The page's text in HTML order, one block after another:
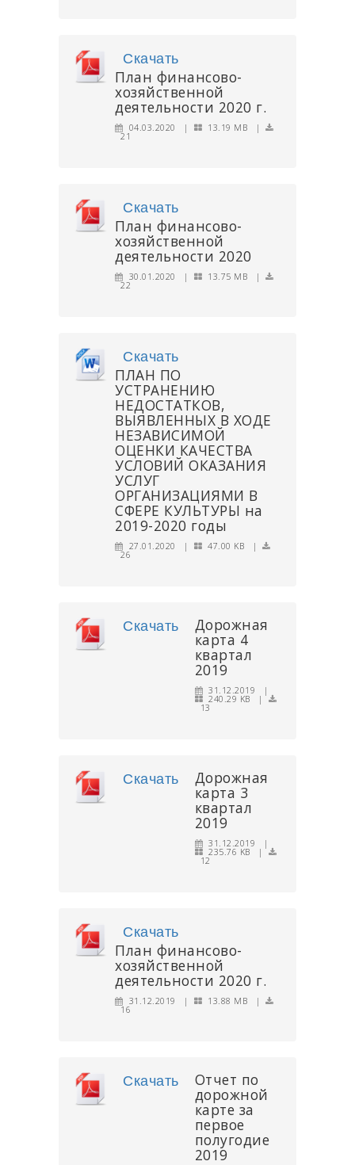
Скачать
План финансово-
хозяйственной
деятельности 2020 г.
04.03.2020 | 13.19 MB |
21
Скачать
План финансово-
хозяйственной
деятельности 2020
30.01.2020 | 13.75 MB |
22
Скачать
ПЛАН ПО
УСТРАНЕНИЮ
НЕДОСТАТКОВ,
ВЫЯВЛЕННЫХ В ХОДЕ
НЕЗАВИСИМОЙ
ОЦЕНКИ КАЧЕСТВА
УСЛОВИЙ ОКАЗАНИЯ
УСЛУГ
ОРГАНИЗАЦИЯМИ В
СФЕРЕ КУЛЬТУРЫ на
2019-2020 годы
27.01.2020 | 47.00 KB |
26
Скачать Дорожная
карта 4
квартал
2019
31.12.2019 |
240.29 KB |
13
Скачать Дорожная
карта 3
квартал
2019
31.12.2019 |
235.76 KB |
12
Скачать
План финансово-
хозяйственной
деятельности 2020 г.
31.12.2019 | 13.88 MB |
16
Скачать Отчет по
дорожной
карте за
первое
полугодие
2019